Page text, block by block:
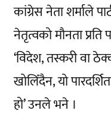
कांग्रेस नेता शर्माले
नेतृत्वको मौनता
‘विदेश, तस्करी वा
खोलिँदैन, यो
हो’ उनले भने ।